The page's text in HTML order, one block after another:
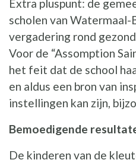
Extra pluspunt: de
scholen van
vergadering rond
Voor de “Assomption
het feit dat de school
en aldus een bron van
instellingen kan zijn,
Bemoedigende
De kinderen van de